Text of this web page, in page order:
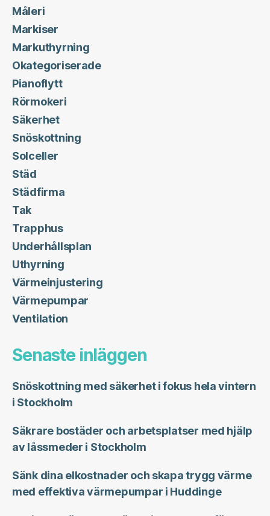
Måleri
Markiser
Markuthyrning
Okategoriserade
Pianoflytt
Rörmokeri
Säkerhet
Snöskottning
Solceller
Städ
Städfirma
Tak
Trapphus
Underhållsplan
Uthyrning
Värmeinjustering
Värmepumpar
Ventilation
Senaste inläggen
Snöskottning med säkerhet i fokus hela vintern
i Stockholm
Säkrare bostäder och arbetsplatser med hjälp
av låssmeder i Stockholm
Sänk dina elkostnader och skapa trygg värme
med effektiva värmepumpar i Huddinge